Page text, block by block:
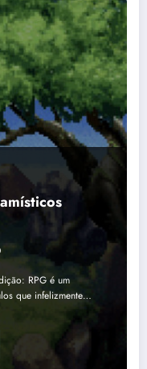
RPG é um
que infelizmente…